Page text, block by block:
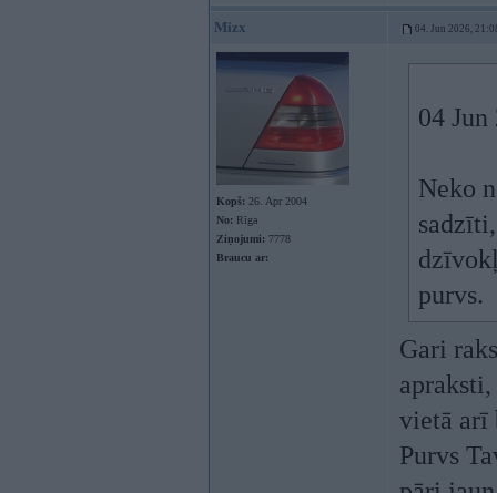
Mizx 04. Jun 2026,
Kopš: 26. Apr 2004
No: Rīga
Ziņojumi: 7778
Braucu ar:
04
Neko
purvs.
Gari
vietā arī
Purvs